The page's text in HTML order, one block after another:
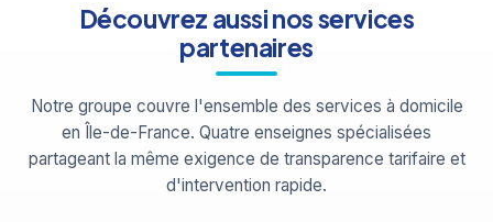
Découvrez aussi nos services
partenaires
Notre groupe couvre l'ensemble des services à domicile
en Île-de-France. Quatre enseignes spécialisées
partageant la même exigence de transparence tarifaire et
d'intervention rapide.